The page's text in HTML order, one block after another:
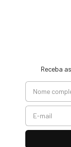
Receba